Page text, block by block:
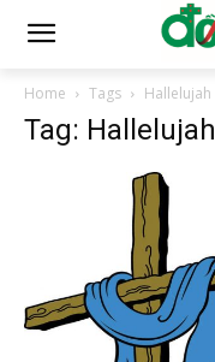
Home Tags Hallelujah
Tag: Hallelujah